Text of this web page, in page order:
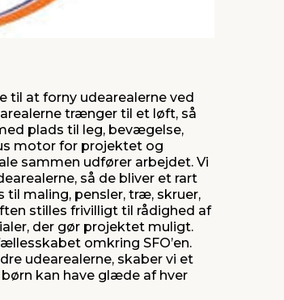
til at forny udearealerne ved
trænger til et løft, så
plads til leg, bevægelse,
motor for projektet og
sammen udfører arbejdet. Vi
så de bliver et rart
maling, pensler, træ, skruer,
stilles frivilligt til rådighed af
der gør projektet muligt.
omkring SFO’en.
udearealerne, skaber vi et
kan have glæde af hver